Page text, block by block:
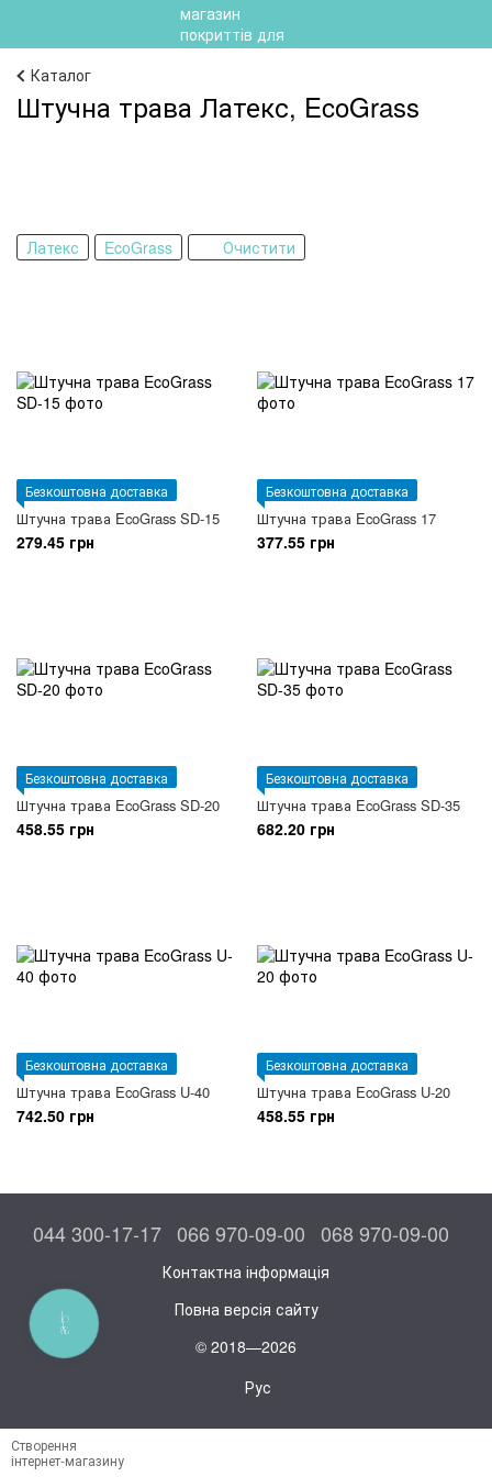
Каталог
Штучна трава Латекс, EcoGrass
Латекс EcoGrass Очистити
Безкоштовна доставка
Штучна трава EcoGrass SD-15
279.45 грн
Безкоштовна доставка
Штучна трава EcoGrass 17
377.55 грн
Безкоштовна доставка
Штучна трава EcoGrass SD-20
458.55 грн
Безкоштовна доставка
Штучна трава EcoGrass SD-35
682.20 грн
Безкоштовна доставка
Штучна трава EcoGrass U-40
742.50 грн
Безкоштовна доставка
Штучна трава EcoGrass U-20
458.55 грн
044 300-17-17 066 970-09-00 068 970-09-00
Контактна інформація
Повна версія сайту
© 2018—2026
Рус
Створення
інтернет-магазину
КНОПКА
ЗВ'ЯЗКУ